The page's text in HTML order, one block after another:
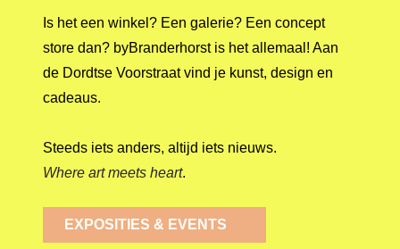
Is het een winkel? Een galerie? Een concept
store dan? byBranderhorst is het allemaal! Aan
de Dordtse Voorstraat vind je kunst, design en
cadeaus.
Steeds iets anders, altijd iets nieuws.
Where art meets heart.
EXPOSITIES & EVENTS